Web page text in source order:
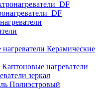
Керамические
Каптоновые нагреватели
зеркал
Полиэстровый